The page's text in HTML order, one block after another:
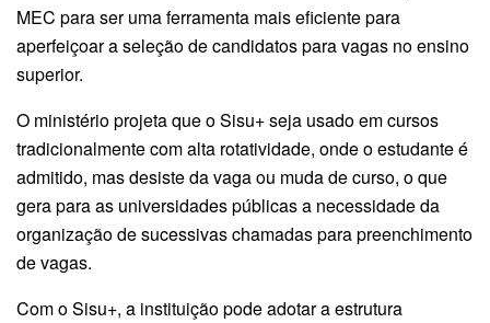
MEC para ser uma ferramenta mais eficiente para
aperfeiçoar a seleção de candidatos para vagas no ensino
superior.
O ministério projeta que o Sisu+ seja usado em cursos
tradicionalmente com alta rotatividade, onde o estudante é
admitido, mas desiste da vaga ou muda de curso, o que
gera para as universidades públicas a necessidade da
organização de sucessivas chamadas para preenchimento
de vagas.
Com o Sisu+, a instituição pode adotar a estrutura